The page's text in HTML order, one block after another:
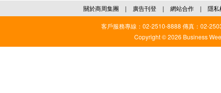
關於商周集團 ｜ 廣告刊登 ｜ 網站合作 ｜ 隱私
客戶服務專線：02-2510-8888 傳真：02-
Copyright © 2026 Business